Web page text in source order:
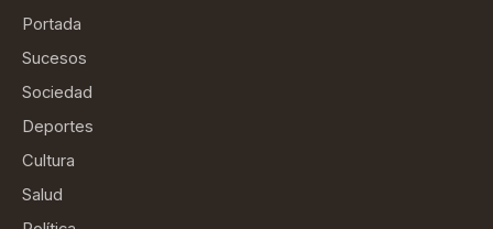
Portada
Sucesos
Sociedad
Deportes
Cultura
Salud